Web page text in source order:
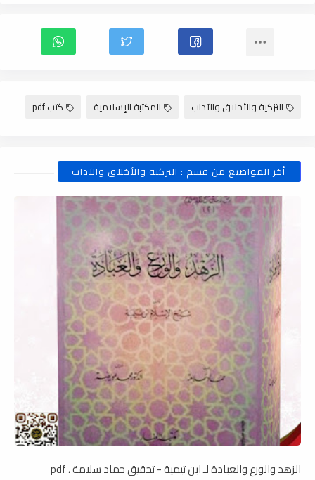
التزكية والأخلاق والآداب المكتبة الإسلامية كتب pdf
أخر المواضيع من قسم : التزكية والأخلاق والآداب
الزهد والورع والعبادة لـ ابن تيمية - تحقيق حماد سلامة ، pdf